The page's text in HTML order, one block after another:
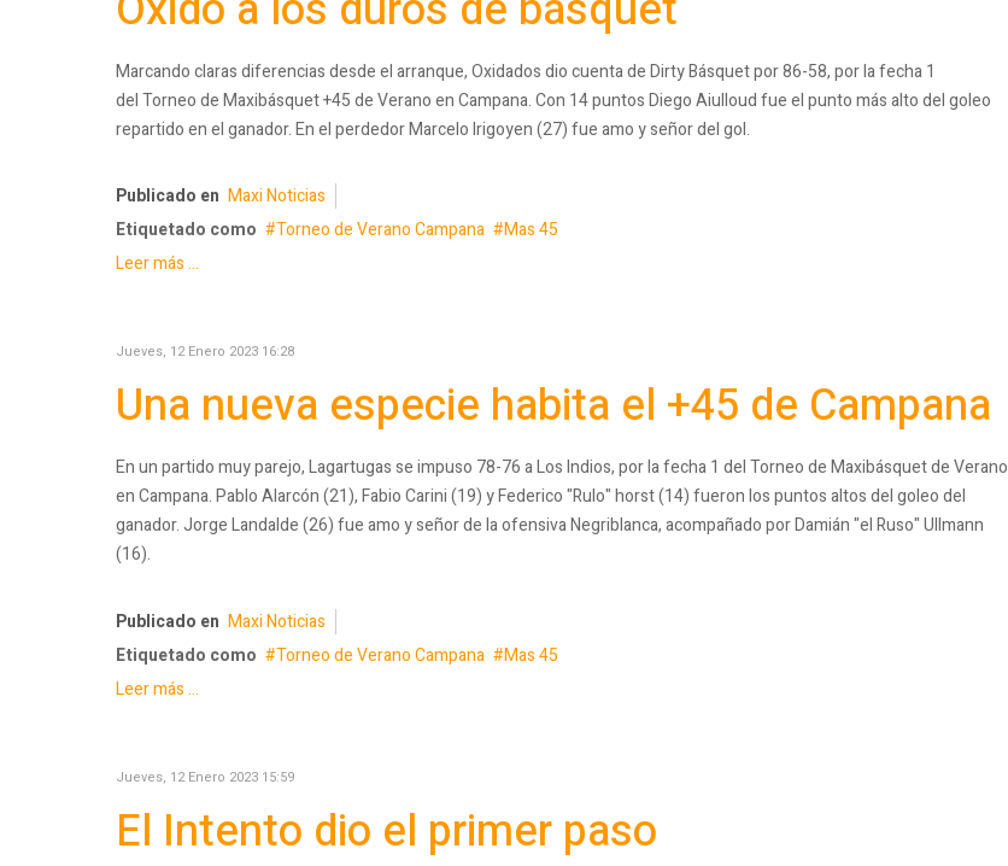
Marcando claras diferencias desde el arranque, Oxidados dio cuenta de Dirty Básquet por 86-58, por la fecha 1
del Torneo de Maxibásquet +45 de Verano en Campana. Con 14 puntos Diego Aiulloud fue el punto más alto del goleo
repartido en el ganador. En el perdedor Marcelo Irigoyen (27) fue amo y señor del gol.
Publicado en Maxi Noticias
Etiquetado como
Torneo de Verano Campana
Mas 45
Leer más ...
Jueves, 12 Enero 2023 16:28
Una nueva especie habita el +45 de Campana
En un partido muy parejo, Lagartugas se impuso 78-76 a Los Indios, por la fecha 1 del Torneo de Maxibásquet de Verano
en Campana. Pablo Alarcón (21), Fabio Carini (19) y Federico "Rulo" horst (14) fueron los puntos altos del goleo del
ganador. Jorge Landalde (26) fue amo y señor de la ofensiva Negriblanca, acompañado por Damián "el Ruso" Ullmann
(16).
Publicado en Maxi Noticias
Etiquetado como
Torneo de Verano Campana
Mas 45
Leer más ...
Jueves, 12 Enero 2023 15:59
El Intento dio el primer paso